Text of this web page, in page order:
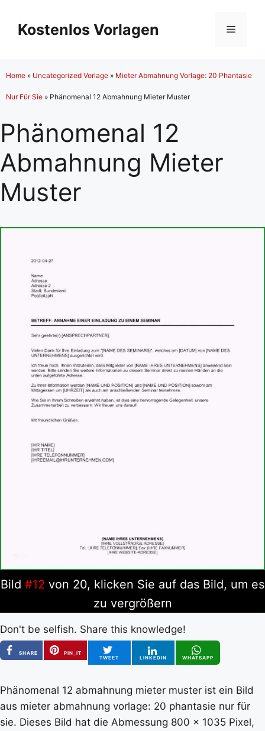
Inhalt
springen
Kostenlos Vorlagen Menü
Home » Uncategorized Vorlage » Mieter Abmahnung Vorlage: 20 Phantasie
Nur Für Sie » Phänomenal 12 Abmahnung Mieter Muster
Phänomenal 12
Abmahnung Mieter
Muster
Bild #12 von 20, klicken Sie auf das Bild, um es
zu vergrößern
Don't be selfish. Share this knowledge!
SHARE
PIN_IT
TWEET
LINKEDIN WHATSAPP
Phänomenal 12 abmahnung mieter muster ist ein Bild
aus mieter abmahnung vorlage: 20 phantasie nur für
sie. Dieses Bild hat die Abmessung 800 x 1035 Pixel,